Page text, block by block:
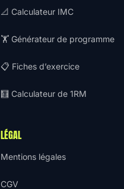
📐 Calculateur IMC
🏋️ Générateur de programme
📋 Fiches d’exercice
🧮 Calculateur de 1RM
LÉGAL
Mentions légales
CGV